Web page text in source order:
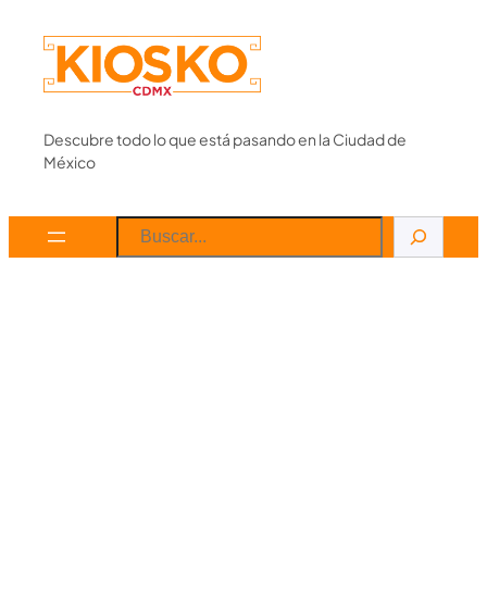
content
Descubre todo lo que está pasando en la Ciudad de
México
Search